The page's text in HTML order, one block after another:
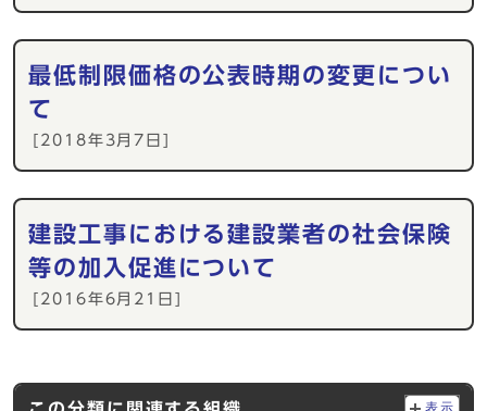
最低制限価格の公表時期の変更につい
て
[2018年3月7日]
建設工事における建設業者の社会保険
等の加入促進について
[2016年6月21日]
表示